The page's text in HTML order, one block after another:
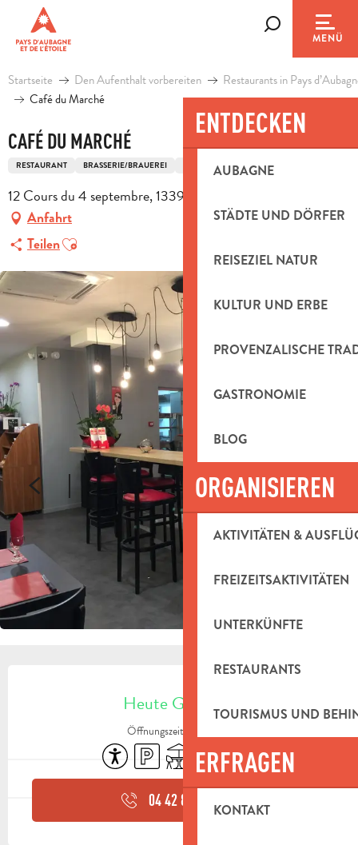
contenu
principal
MENÜ
ENTDECKEN
AUBAGNE
STÄDTE UND DÖRFER
REISEZIEL NATUR
KULTUR UND ERBE
PROVENZALISCHE
GASTRONOMIE
BLOG
ORGANISIEREN
AKTIVITÄTEN &
FREIZEITSAKTIVITÄTEN
UNTERKÜNFTE
RESTAURANTS
TOURISMUS UND
ERFRAGEN
KONTAKT
Startseite Den Aufenthalt vorbereiten
Restaurants in Pays
Café du Marché
CAFÉ DU MARCHÉ
RESTAURANT BRASSERIE/BRAUEREI TRADITIONELLE FRANZÖSISCHE KÜCHE
12 Cours du 4 septembre, 13390 Auriol
Anfahrt
TeilenAjouter aux favoris
ÖFFNUNGSZEITEN &
Heute Geöffnet
Öffnungszeiten ansehen
Zugänglichkeit
ParkplatzTerrasseKlimaanlage
Tiere erlaubt
04 42 84 44